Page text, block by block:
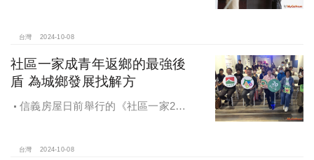
家邸「長築白樓1」
台灣 2024-10-08
社區一家成青年返鄉的最強後
盾 為城鄉發展找解方
信義房屋日前舉行的《社區一家20
彰化鬆勢三日節策展人劉孟豪分享他
台灣 2024-10-08